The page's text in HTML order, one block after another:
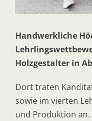
Handwerkliche
Holzgestalter in
Dort traten
sowie im vierten
und Produktion an.